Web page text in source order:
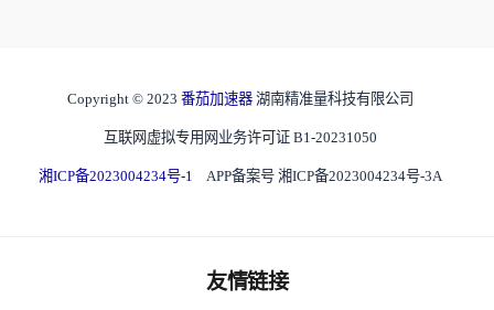
Copyright © 2023 番茄加速器 湖南精准量科技有限公司
互联网虚拟专用网业务许可证 B1-20231050
湘ICP备2023004234号-1 APP备案号 湘ICP备2023004234号-3A
友情链接